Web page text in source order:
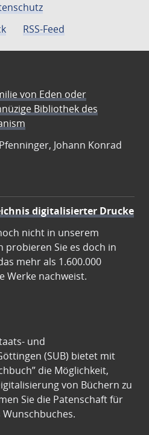
RSS-Feed
von Eden oder
Bibliothek des
Johann Konrad
digitalisierter Drucke
nicht in unserem
probieren Sie es doch in
mehr als 1.600.000
Werke nachweist.
und
(SUB) bietet mit
die Möglichkeit,
von Büchern zu
Sie die Patenschaft für